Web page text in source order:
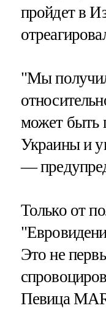
пройдет в
"Мы
может быть
Украины и
—
Только от
Это не
Певица